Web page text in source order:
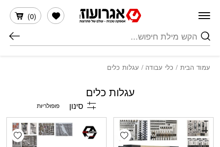
חיפוש
(
0
)
הרשימה שלי
עמוד הבית / כלי עבודה / עגלות כלים
עגלות כלים
סינון
Add wishlist